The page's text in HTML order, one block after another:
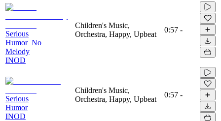
Serious
Humor_No
Melody
INOD
Children's Music,
Orchestra, Happy, Upbeat
0:57 -
Serious
Humor
INOD
Children's Music,
Orchestra, Happy, Upbeat
0:57 -